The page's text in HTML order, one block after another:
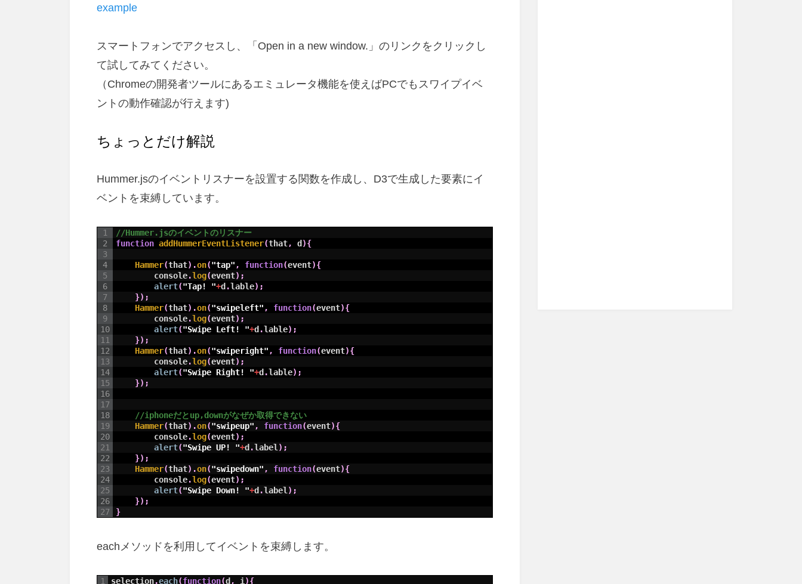
example
スマートフォンでアクセスし、「Open in a new window.」のリンクをクリックし
て試してみてください。
（Chromeの開発者ツールにあるエミュレータ機能を使えばPCでもスワイプイベ
ントの動作確認が行えます)
ちょっとだけ解説
Hummer.jsのイベントリスナーを設置する関数を作成し、D3で生成した要素にイ
ベントを束縛しています。
1
2
3
4
5
6
7
8
9
10
11
12
13
14
15
16
17
18
19
20
21
22
23
24
25
26
27
//Hummer.jsのイベントのリスナー
function addHummerEventListener(that, d){
Hammer(that) .on("tap" , function(event){
console.log(event) ;
alert("Tap! "+d.lable) ;
}) ;
Hammer(that) .on("swipeleft" , function(event){
console.log(event) ;
alert("Swipe Left! "+d.lable) ;
}) ;
Hammer(that) .on("swiperight" , function(event){
console.log(event) ;
alert("Swipe Right! "+d.lable) ;
}) ;
//iphoneだとup,downがなぜか取得できない
Hammer(that) .on("swipeup" , function(event){
console.log(event) ;
alert("Swipe UP! "+d.label ) ;
}) ;
Hammer(that) .on("swipedown" , function(event){
console.log(event) ;
alert("Swipe Down! "+d.label ) ;
}) ;
}
eachメソッドを利用してイベントを束縛します。
1
selection.each(function(d, i ){